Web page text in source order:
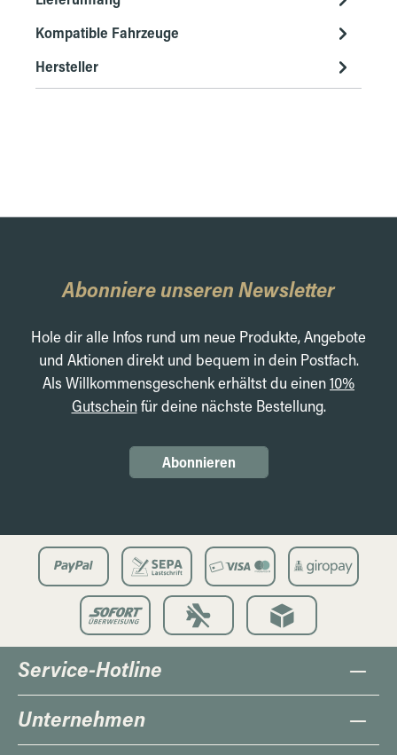
Kompatible Fahrzeuge
Hersteller
Abonniere unseren Newsletter
Hole dir alle Infos rund um neue Produkte, Angebote
und Aktionen direkt und bequem in dein Postfach.
Als Willkommensgeschenk erhältst du einen10%
Gutscheinfür deine nächste Bestellung.
Abonnieren
Service-Hotline
Unternehmen